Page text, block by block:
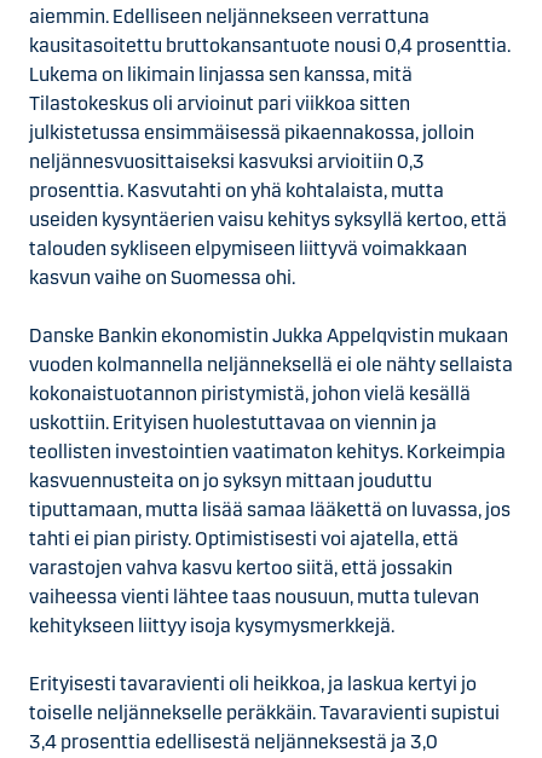
aiemmin. Edelliseen neljännekseen verrattuna
kausitasoitettu bruttokansantuote nousi 0,4 prosenttia.
Lukema on likimain linjassa sen kanssa, mitä
Tilastokeskus oli arvioinut pari viikkoa sitten
julkistetussa ensimmäisessä pikaennakossa, jolloin
neljännesvuosittaiseksi kasvuksi arvioitiin 0,3
prosenttia. Kasvutahti on yhä kohtalaista, mutta
useiden kysyntäerien vaisu kehitys syksyllä kertoo, että
talouden sykliseen elpymiseen liittyvä voimakkaan
kasvun vaihe on Suomessa ohi.
Danske Bankin ekonomistin Jukka Appelqvistin mukaan
vuoden kolmannella neljänneksellä ei ole nähty sellaista
kokonaistuotannon piristymistä, johon vielä kesällä
uskottiin. Erityisen huolestuttavaa on viennin ja
teollisten investointien vaatimaton kehitys. Korkeimpia
kasvuennusteita on jo syksyn mittaan jouduttu
tiputtamaan, mutta lisää samaa lääkettä on luvassa, jos
tahti ei pian piristy. Optimistisesti voi ajatella, että
varastojen vahva kasvu kertoo siitä, että jossakin
vaiheessa vienti lähtee taas nousuun, mutta tulevan
kehitykseen liittyy isoja kysymysmerkkejä.
Erityisesti tavaravienti oli heikkoa, ja laskua kertyi jo
toiselle neljännekselle peräkkäin. Tavaravienti supistui
3,4 prosenttia edellisestä neljänneksestä ja 3,0